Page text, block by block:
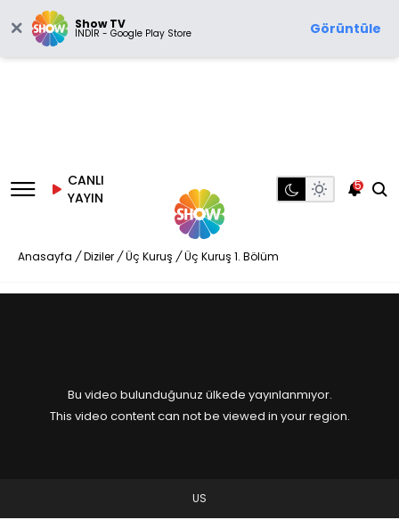
Show TV
İNDİR - Google Play Store Görüntüle
CANLI
YAYIN
5
Anasayfa / Diziler / Üç Kuruş / Üç Kuruş 1. Bölüm
Bu video bulunduğunuz ülkede yayınlanmıyor.
This video content can not be viewed in your region.
US